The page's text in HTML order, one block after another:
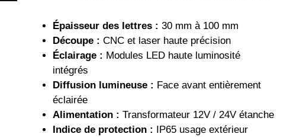
Épaisseur des lettres : 30 mm à 100 mm
Découpe : CNC et laser haute précision
Éclairage : Modules LED haute luminosité
intégrés
Diffusion lumineuse : Face avant entièrement
éclairée
Alimentation : Transformateur 12V / 24V étanche
Indice de protection : IP65 usage extérieur